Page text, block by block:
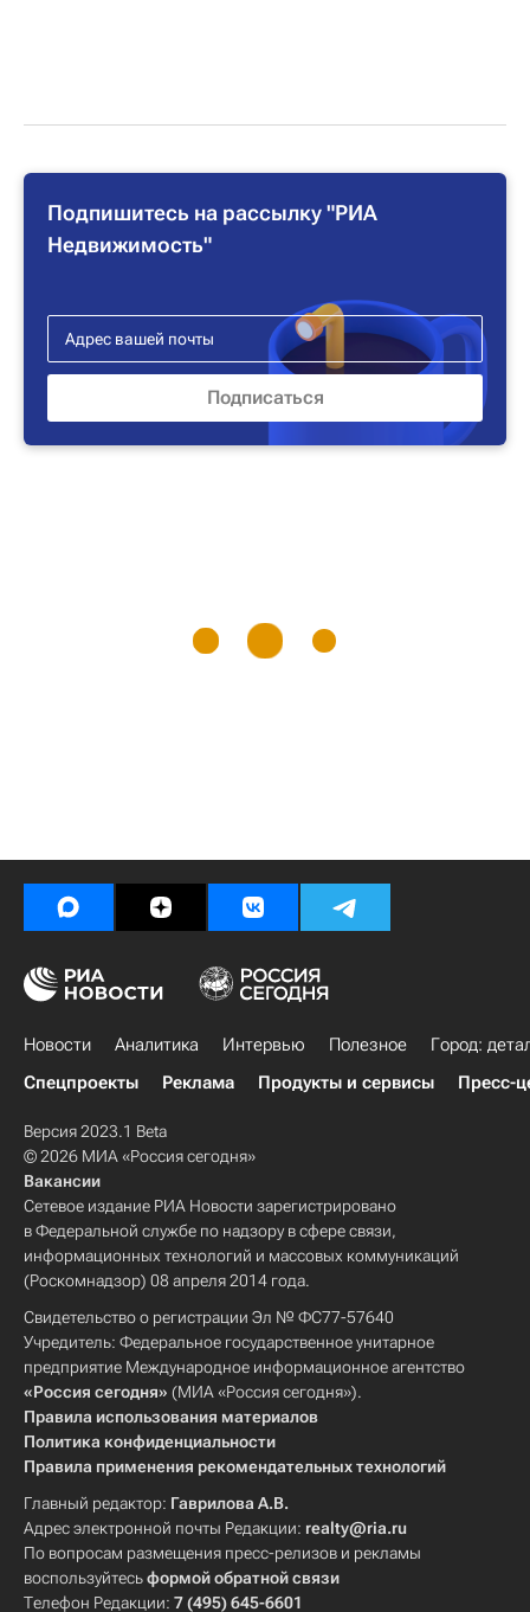
Подпишитесь на рассылку "РИА
Недвижимость"
Новости Аналитика Интервью Полезное
Город:
Спецпроекты
Реклама Продукты и сервисы Пресс-
Версия 2023.1 Beta
© 2026 МИА «Россия сегодня»
Вакансии
Сетевое издание РИА Новости зарегистрировано
в Федеральной службе по надзору в сфере связи,
информационных технологий и массовых коммуникаций
(Роскомнадзор) 08 апреля 2014 года.
Свидетельство о регистрации Эл № ФС77-57640
Учредитель: Федеральное государственное унитарное
предприятие Международное информационное агентство
«Россия сегодня» (МИА «Россия сегодня»).
Правила использования материалов
Политика конфиденциальности
Правила применения рекомендательных технологий
Главный редактор: Гаврилова А.В.
Адрес электронной почты Редакции: realty@ria.ru
По вопросам размещения пресс-релизов и рекламы
воспользуйтесьформой обратной связи
Телефон Редакции: 7 (495) 645-6601